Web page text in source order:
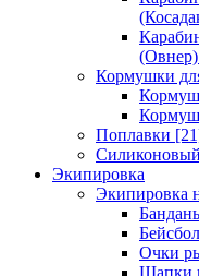
(Овнер)
Кормушки
Поплавки
Экипировка
Экипировка
Очки